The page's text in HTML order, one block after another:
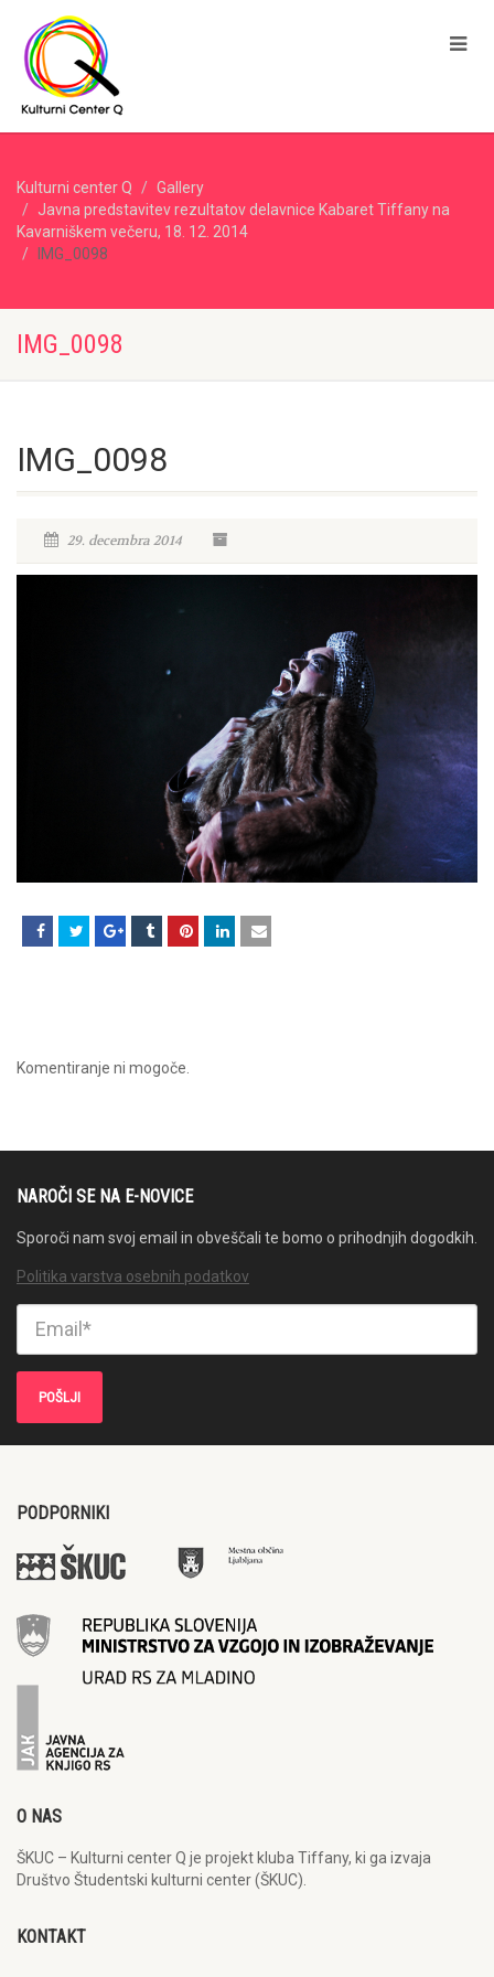
Kulturni center Q
Gallery
Javna predstavitev rezultatov delavnice Kabaret Tiffany na
Kavarniškem večeru, 18. 12. 2014
IMG_0098
IMG_0098
IMG_0098
29. decembra 2014
Komentiranje ni mogoče.
NAROČI SE NA E-NOVICE
Sporoči nam svoj email in obveščali te bomo o prihodnjih dogodkih.
Politika varstva osebnih podatkov
PODPORNIKI
O NAS
ŠKUC – Kulturni center Q je projekt kluba Tiffany, ki ga izvaja
Društvo Študentski kulturni center (ŠKUC).
KONTAKT